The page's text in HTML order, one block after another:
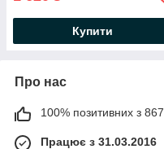
Купити
Про нас
100% позитивних з 867
Працює з 31.03.2016